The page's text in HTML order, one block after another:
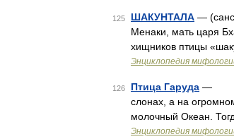
125 ШАКУНТАЛА —
Менаки, мать царя
хищников птицы
Энциклопедия
126 Птица Гаруда —
слонах, а на
молочный Океан.
Энциклопедия